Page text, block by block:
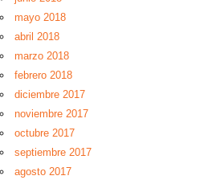
mayo 2018
abril 2018
marzo 2018
febrero 2018
diciembre 2017
noviembre 2017
octubre 2017
septiembre 2017
agosto 2017